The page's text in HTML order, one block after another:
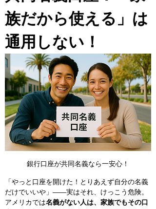
族だから使える」は
通用しない！
銀行口座が共同名義なら一安心！
「やっと口座を開けた！とりあえず自分の名義
だけでいいや」——実はそれ、けっこう危険。
アメリカでは名義がない人は、家族でもその口